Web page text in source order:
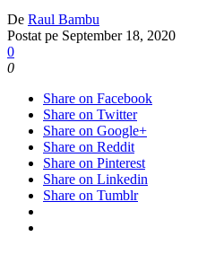
De Raul Bambu
Postat pe September 18, 2020
0
0
Share on Facebook
Share on Twitter
Share on Google+
Share on Reddit
Share on Pinterest
Share on Linkedin
Share on Tumblr